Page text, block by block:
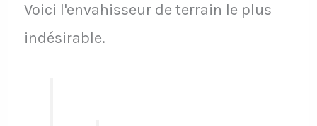
Voici l'envahisseur de terrain le plus
indésirable.